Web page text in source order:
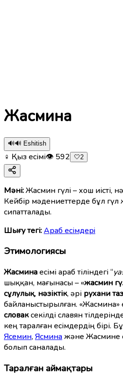
Жасмина
🔊🔊 Eshitish
♀ Қыз есімі👁 592 🤍2
Мәні:Жасмин гүлі – хош иісті,
Кейбір мәдениеттерде бұл гүл
сипатталады.
Шығу тегі:Араб есімдерi
Этимологиясы
Жасминаесімі араб тіліндегі “
шыққан, мағынасы – «жасмин
сұлулық, нәзіктік, әрі рухани
байланыстырылған. «Жасмина»
словаксекілді славян
кең таралған есімдердің бірі.
Ясемин,Ясминажәне Жасмине
болып саналады.
Таралған аймақтары